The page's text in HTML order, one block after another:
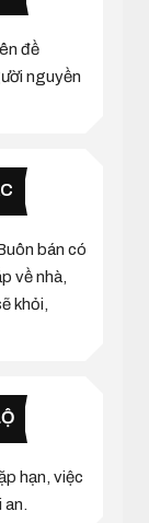
đề
nguyền
bán có
về nhà,
khỏi,
hạn, việc